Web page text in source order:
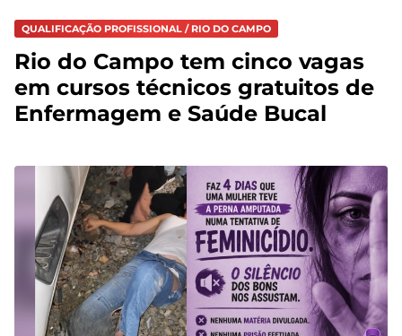
QUALIFICAÇÃO PROFISSIONAL / RIO DO CAMPO
Rio do Campo tem cinco vagas
em cursos técnicos gratuitos de
Enfermagem e Saúde Bucal